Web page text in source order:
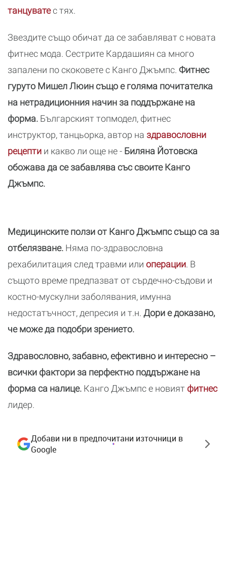
танцуватес тях.
Звездите също обичат да се забавляват с новата
фитнес мода. Сестрите Кардашиян са много
запалени по скоковете с Канго Джъмпс. Фитнес
гуруто Мишел Люин също е голяма почитателка
на нетрадиционния начин за поддържане на
форма. Българският топмодел, фитнес
инструктор, танцьорка, автор на здравословни
рецепти и какво ли още не - Биляна Йотовска
обожава да се забавлява със своите Канго
Джъмпс.
Медицинските ползи от Канго Джъмпс също са за
отбелязване. Няма по-здравословна
рехабилитация след травми или операции. В
същото време предпазват от сърдечно-съдови и
костно-мускулни заболявания, имунна
недостатъчност, депресия и т.н. Дори е доказано,
че може да подобри зрението.
Здравословно, забавно, ефективно и интересно –
всички фактори за перфектно поддържане на
форма са налице. Канго Джъмпс е новият фитнес
лидер.
Добави ни в предпочитани източници в
Google